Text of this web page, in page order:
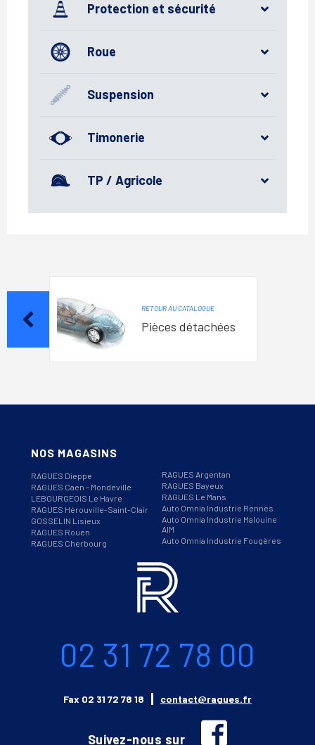
Protection et sécurité
Roue
Suspension
Timonerie
TP / Agricole
RETOUR AU CATALOGUE
Pièces détachées
NOS MAGASINS
RAGUES Dieppe
RAGUES Caen – Mondeville
LEBOURGEOIS Le Havre
RAGUES Hérouville-Saint-Clair
GOSSELIN Lisieux
RAGUES Rouen
RAGUES Cherbourg
RAGUES Argentan
RAGUES Bayeux
RAGUES Le Mans
Auto Omnia Industrie Rennes
Auto Omnia Industrie Malouine
AIM
Auto Omnia Industrie Fougères
02 31 72 78 00
Fax 02 31 72 78 18 Emailcontact@ragues.fr
Suivez-nous sur
facebook